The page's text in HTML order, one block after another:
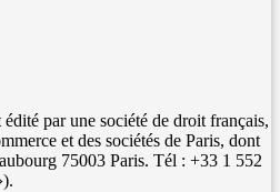
par une société de droit français,
et des sociétés de Paris, dont
75003 Paris. Tél : +33 1 552